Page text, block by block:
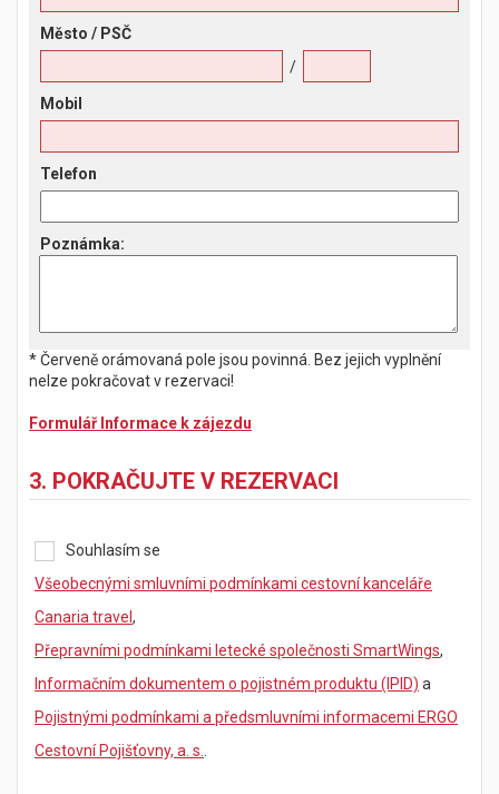
Město / PSČ
/
Mobil
Telefon
Poznámka:
* Červeně orámovaná pole jsou povinná. Bez jejich vyplnění
nelze pokračovat v rezervaci!
Formulář Informace k zájezdu
3. POKRAČUJTE V REZERVACI
Souhlasím se
Všeobecnými smluvními podmínkami cestovní kanceláře
Canaria travel ,
Přepravními podmínkami letecké společnosti SmartWings,
Informačním dokumentem o pojistném produktu (IPID) a
Pojistnými podmínkami a předsmluvními informacemi ERGO
Cestovní Pojišťovny, a. s.